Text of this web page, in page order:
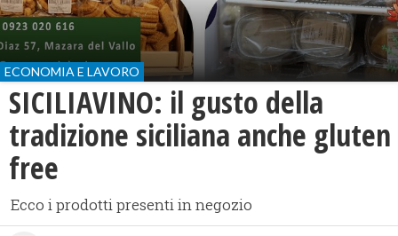
ECONOMIA E LAVORO
SICILIAVINO: il gusto della
tradizione siciliana anche gluten
free
Ecco i prodotti presenti in negozio